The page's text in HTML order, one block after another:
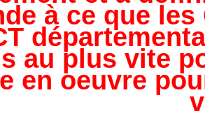
à ce que
au plus vite
en oeuvre